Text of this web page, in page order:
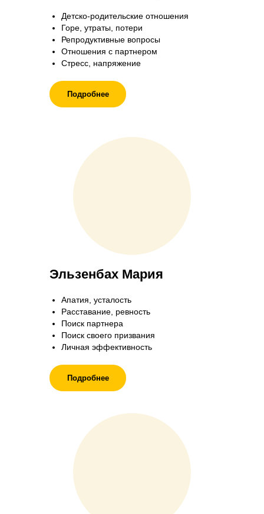
Детско-родительские отношения
Горе, утраты, потери
Репродуктивные вопросы
Отношения с партнером
Стресс, напряжение
Апатия, усталость
Расставание, ревность
Поиск партнера
Поиск своего призвания
Личная эффективность
Подробнее
Эльзенбах Мария
Подробнее